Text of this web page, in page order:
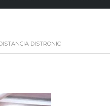
DISTRONIC